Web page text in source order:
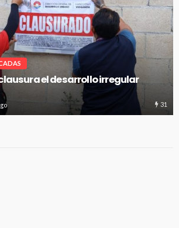
DESTACADAS
acompaña a familias
de Cancún
15 horas ago